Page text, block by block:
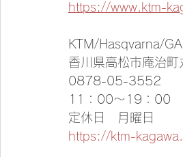
https://www.ktm-
KTM/Hasqvarna/
香川県高松市庵治
0878-05-3552
11：00～19：00
定休日　月曜日
https://ktm-